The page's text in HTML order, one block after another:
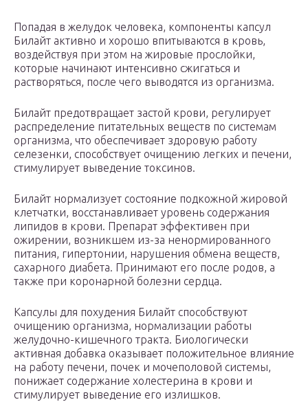
Попадая в желудок человека, компоненты капсул
Билайт активно и хорошо впитываются в кровь,
воздействуя при этом на жировые прослойки,
которые начинают интенсивно сжигаться и
растворяться, после чего выводятся из организма.
Билайт предотвращает застой крови, регулирует
распределение питательных веществ по системам
организма, что обеспечивает здоровую работу
селезенки, способствует очищению легких и печени,
стимулирует выведение токсинов.
Билайт нормализует состояние подкожной жировой
клетчатки, восстанавливает уровень содержания
липидов в крови. Препарат эффективен при
ожирении, возникшем из-за ненормированного
питания, гипертонии, нарушения обмена веществ,
сахарного диабета. Принимают его после родов, а
также при коронарной болезни сердца.
Капсулы для похудения Билайт способствуют
очищению организма, нормализации работы
желудочно-кишечного тракта. Биологически
активная добавка оказывает положительное влияние
на работу печени, почек и мочеполовой системы,
понижает содержание холестерина в крови и
стимулирует выведение его излишков.